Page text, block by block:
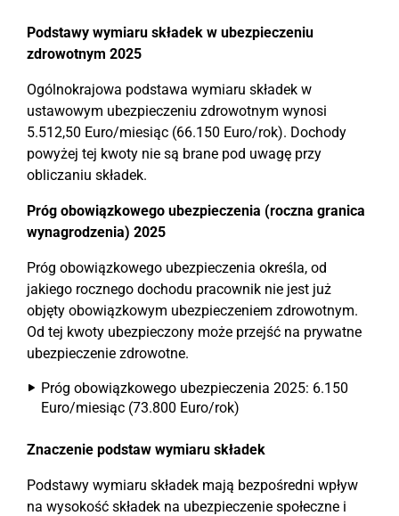
Podstawy wymiaru składek w ubezpieczeniu
zdrowotnym 2025
Ogólnokrajowa podstawa wymiaru składek w
ustawowym ubezpieczeniu zdrowotnym wynosi
5.512,50 Euro/miesiąc (66.150 Euro/rok). Dochody
powyżej tej kwoty nie są brane pod uwagę przy
obliczaniu składek.
Próg obowiązkowego ubezpieczenia (roczna granica
wynagrodzenia) 2025
Próg obowiązkowego ubezpieczenia określa, od
jakiego rocznego dochodu pracownik nie jest już
objęty obowiązkowym ubezpieczeniem zdrowotnym.
Od tej kwoty ubezpieczony może przejść na prywatne
ubezpieczenie zdrowotne.
Próg obowiązkowego ubezpieczenia 2025: 6.150
Euro/miesiąc (73.800 Euro/rok)
Znaczenie podstaw wymiaru składek
Podstawy wymiaru składek mają bezpośredni wpływ
na wysokość składek na ubezpieczenie społeczne i